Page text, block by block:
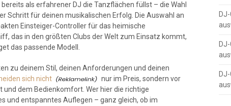
als erfahrener DJ die Tanzflächen füllst – die Wahl
Schritt für deinen musikalischen Erfolg. Die Auswahl an
Einsteiger-Controller für das heimische
das in den größten Clubs der Welt zum Einsatz kommt,
das passende Modell.
zu deinem Stil, deinen Anforderungen und deinen
sich nicht
nur im Preis, sondern vor
dem Bedienkomfort. Wer hier die richtige
und entspanntes Auflegen – ganz gleich, ob im